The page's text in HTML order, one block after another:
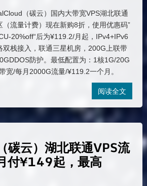
（碳云）国内大带宽VPS湖北联通
（流量计费）现在新购8折，使用优惠码”
20%off“后为¥119.2/月起，IPv4+IPv6
双栈接入，联通三星机房，200G上联带
防护。最低配置为：1核1G/20G
宽/每月2000G流量/¥119.2一个月。
阅读全文
碳云）湖北联通VPS流
付¥149起，最高